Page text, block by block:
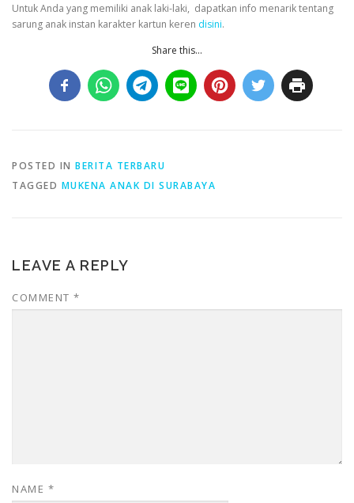
Untuk Anda yang memiliki anak laki-laki, dapatkan info menarik tentang
sarung anak instan karakter kartun keren disini.
Share this...
POSTED IN BERITA TERBARU
TAGGED MUKENA ANAK DI SURABAYA
LEAVE A REPLY
COMMENT *
NAME *